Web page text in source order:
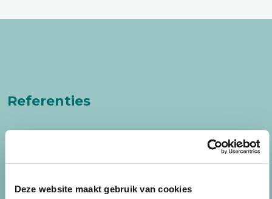
Deze website maakt gebruik van cookies
Referenties